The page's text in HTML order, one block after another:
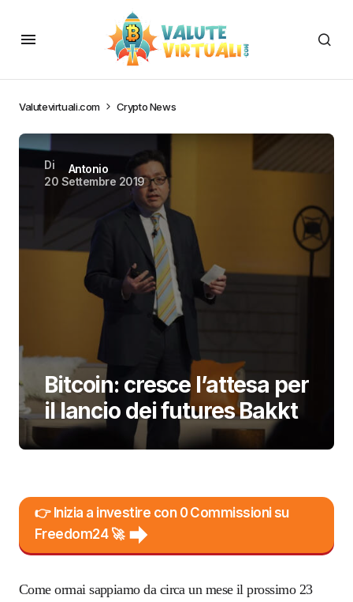
Valutevirtuali.com Crypto News
Di
Antonio
20 Settembre 2019
Bitcoin: cresce l’attesa per
il lancio dei futures Bakkt
👉 Inizia a investire con 0 Commissioni su
Freedom24 🚀
Come ormai sappiamo da circa un mese il prossimo 23